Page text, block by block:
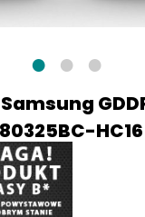
HC16